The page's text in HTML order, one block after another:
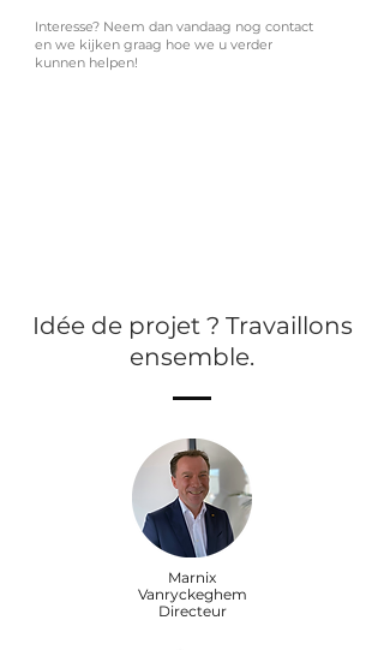
Interesse? Neem dan vandaag nog contact
en we kijken graag hoe we u verder
kunnen helpen!
Idée de projet ? Travaillons
ensemble.
Marnix
Vanryckeghem
Directeur